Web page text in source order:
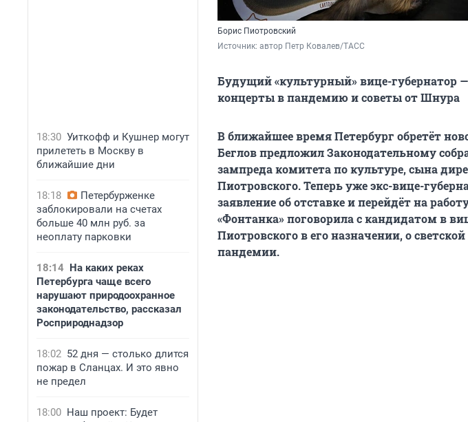
18:30 Уиткофф и Кушнер могут
прилететь в Москву в
ближайшие дни
18:18
Петербурженке
заблокировали на счетах
больше 40 млн руб. за
неоплату парковки
18:14 На каких реках
Петербурга чаще всего
нарушают природоохранное
законодательство, рассказал
Росприроднадзор
18:02 52 дня — столько длится
пожар в Сланцах. И это явно
не предел
18:00 Наш проект: Будет
Борис Пиотровский
Источник: автор Петр Ковалев/ТАСС
Будущий «культурный» вице-губернатор
концерты в пандемию и советы от Шнура
В ближайшее время Петербург обретёт
Беглов предложил Законодательному
зампреда комитета по культуре, сына
Пиотровского. Теперь уже экс-вице-
заявление об отставке и перейдёт на
«Фонтанка» поговорила с кандидатом в
Пиотровского в его назначении, о
пандемии.